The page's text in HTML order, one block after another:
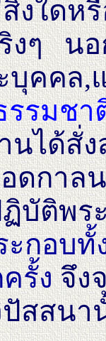
ใดหรื
ๆ นอ
บุคคล,
รรมชา
ได้สั่
ดกาล
พระก
ะกอบทั้
ครั้งจึง
สสน